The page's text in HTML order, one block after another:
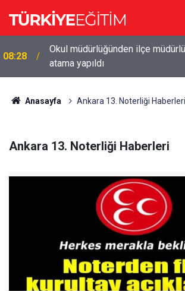
08:28
Okul müdürlüğünden ilçe
atama yapıldı
Anasayfa Ankara 13. Noterliği Haberleri
Ankara 13. Noterliği Haberleri